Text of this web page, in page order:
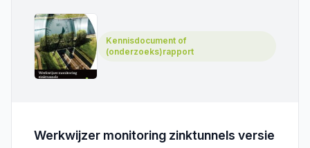
Kennisdocument of
(onderzoeks)rapport
Werkwijzer monitoring zinktunnels versie